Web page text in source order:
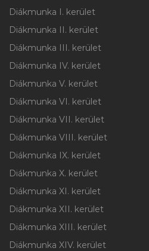
Diákmunka I. kerület
Diákmunka II. kerület
Diákmunka III. kerület
Diákmunka IV. kerület
Diákmunka V. kerület
Diákmunka VI. kerület
Diákmunka VII. kerület
Diákmunka VIII. kerület
Diákmunka IX. kerület
Diákmunka X. kerület
Diákmunka XI. kerület
Diákmunka XII. kerület
Diákmunka XIII. kerület
Diákmunka XIV. kerület